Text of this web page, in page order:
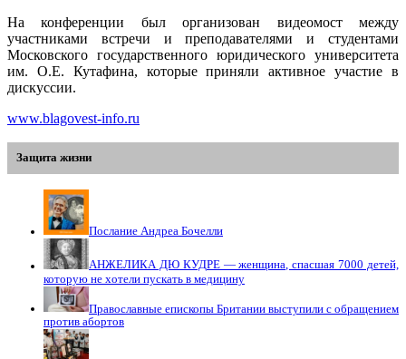
На конференции был организован видеомост между
участниками встречи и преподавателями и студентами
Московского государственного юридического университета
им. О.Е. Кутафина, которые приняли активное участие в
дискуссии.
www.blagovest-info.ru
Защита жизни
Послание Андреа Бочелли
АНЖЕЛИКА ДЮ КУДРЕ — женщина, спасшая 7000 детей,
которую не хотели пускать в медицину
Православные епископы Британии выступили с обращением
против абортов